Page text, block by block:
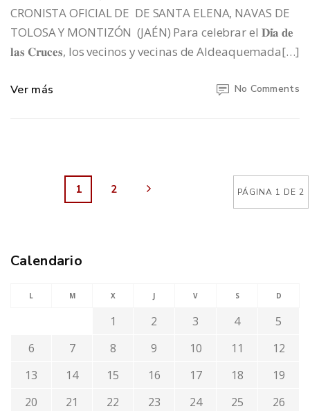
CRONISTA OFICIAL DE DE SANTA ELENA, NAVAS DE
TOLOSA Y MONTIZÓN (JAÉN) Para celebrar el 𝐃𝐢́𝐚 𝐝𝐞
𝐥𝐚𝐬 𝐂𝐫𝐮𝐜𝐞𝐬, los vecinos y vecinas de Aldeaquemada[…]
Ver más No Comments
PÁGINA 1 DE 2
1 2
Calendario
L M X J V S D
1 2 3 4
5
6
7 8 9 10 11
12
13
14 15 16 17 18
19
20
21 22 23 24 25
26